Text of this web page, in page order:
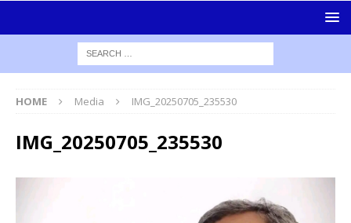
HOME Media IMG_20250705_235530
IMG_20250705_235530